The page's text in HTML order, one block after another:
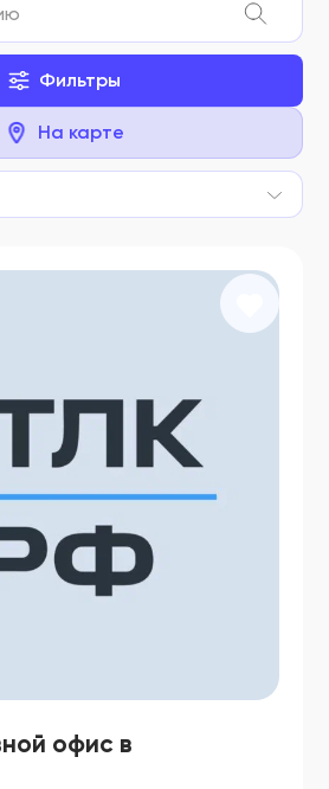
Фильтры
На карте
офис в